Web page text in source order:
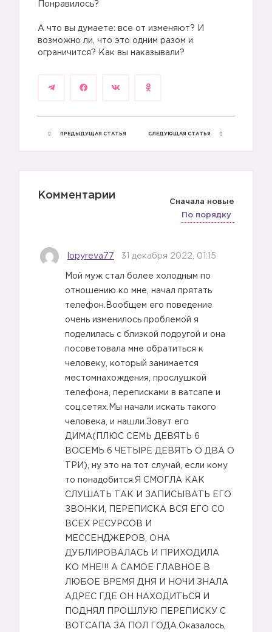
Понравилось?
А что вы думаете: все от изменяют? И
возможно ли, что это одним разом и
ограничится? Как вы наказывали?
ПРЕДЫДУЩАЯ СТАТЬЯ СЛЕДУЮЩАЯ СТАТЬЯ
Комментарии
Сначала новые
По порядку
lopyreva77 31 декабря 2022, 01:15
Мой муж стал более холодным по
отношению ко мне, начал прятать
телефон.Вообщем его поведение
очень изменилось проблемой я
поделилась с близкой подругой и она
посоветовала мне обратиться к
человеку, который занимается
местомнахождения, прослушкой
телефона, переписками в ватсапе и
соц.сетях.Мы начали искать такого
человека, и нашли.Зовут его
ДИМА(ПЛЮС СЕМЬ ДЕВЯТЬ 6
ВОСЕМЬ 6 ЧЕТЫРЕ ДЕВЯТЬ О ДВА О
ТРИ), ну это на тот случай, если кому
то понадобится.Я СМОГЛА КАК
СЛУШАТЬ ТАК И ЗАПИСЫВАТЬ ЕГО
ЗВОНКИ, ПЕРЕПИСКА ВСЯ ЕГО СО
ВСЕХ РЕСУРСОВ И
МЕССЕНДЖЕРОВ, ОНА
ДУБЛИРОВАЛАСЬ И ПРИХОДИЛА
КО МНЕ!!! А САМОЕ ГЛАВНОЕ В
ЛЮБОЕ ВРЕМЯ ДНЯ И НОЧИ ЗНАЛА
АДРЕС ГДЕ ОН НАХОДИТЬСЯ И
ПОДНЯЛ ПРОШЛУЮ ПЕРЕПИСКУ С
ВОТСАПА ЗА ПОЛ ГОДА.Оказалось,